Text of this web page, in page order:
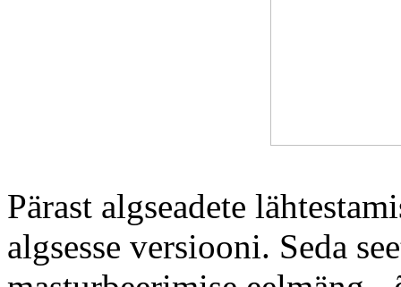
Pärast algseadete
algsesse versiooni. Seda